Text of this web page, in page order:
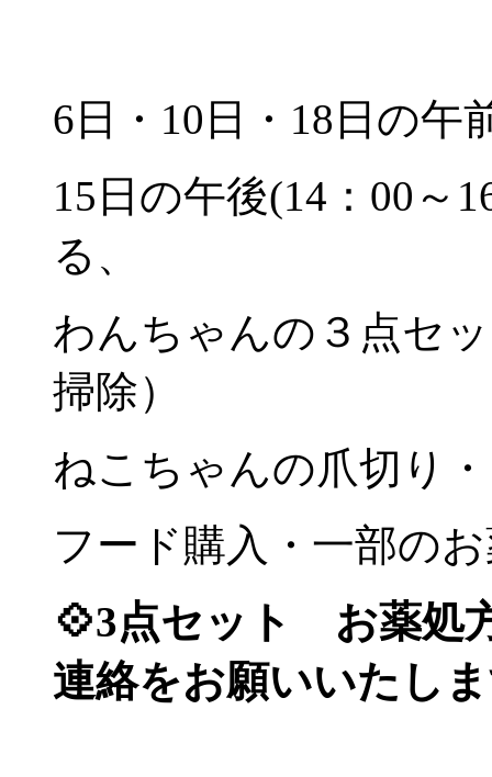
6日・10日・18日の午
15日の午後(14：00～
る、
わんちゃんの３点セ
掃除）
ねこちゃんの爪切り
フード購入・一部の
💠3点セット お薬処
連絡をお願いいたし